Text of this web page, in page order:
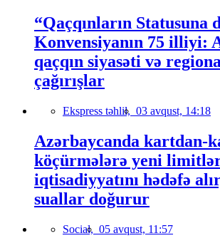
“Qaçqınların Statusuna
Konvensiyanın 75 illiyi:
qaçqın siyasəti və
çağırışlar
Ekspress təhlil, 03 avqust, 14:18
Azərbaycanda kartdan-
köçürmələrə yeni
iqtisadiyyatını hədəfə
suallar doğurur
Social, 05 avqust, 11:57